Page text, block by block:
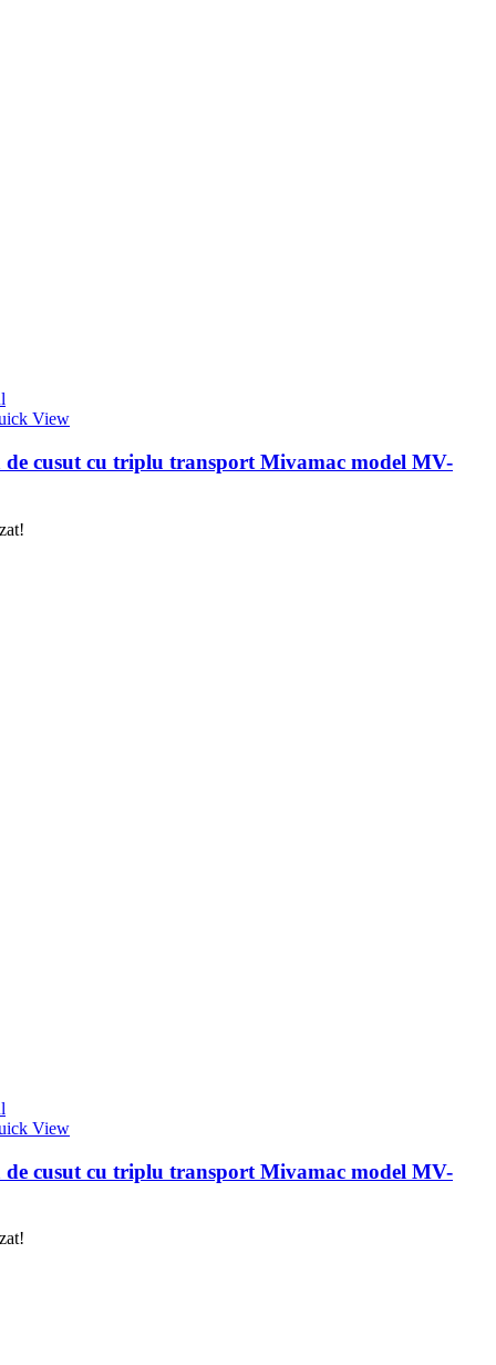
View
de cusut cu triplu transport Mivamac model MV-
View
de cusut cu triplu transport Mivamac model MV-